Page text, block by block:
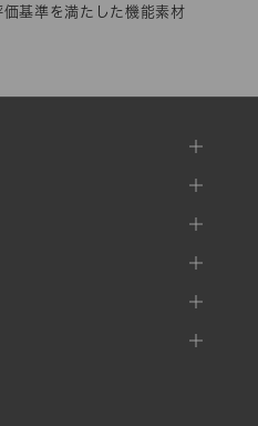
基準を満たした機能素材